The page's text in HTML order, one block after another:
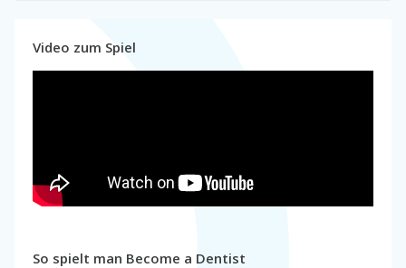
Video zum Spiel
So spielt man Become a Dentist